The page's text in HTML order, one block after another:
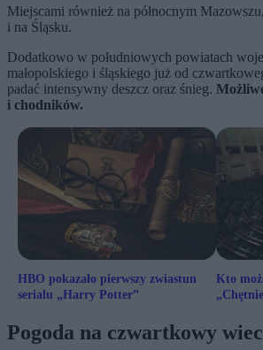
Miejscami również na północnym
i na Śląsku.
Dodatkowo w południowych powiatach
małopolskiego i śląskiego już od
padać intensywny deszcz oraz śnieg.
i chodników.
HBO pokazało pierwszy zwiastun
serialu „Harry Potter”
Kto
Pogoda na czwartkowy